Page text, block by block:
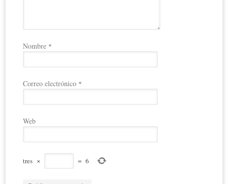
Nombre *
Correo electrónico *
Web
tres × = 6